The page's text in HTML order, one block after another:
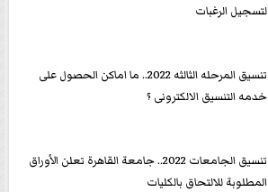
لتسجيل الرغبات
تنسيق المرحله الثالثه 2022.. ما اماكن الحصول على
خدمه التنسيق الالكترونى ؟
تنسيق الجامعات 2022.. جامعة القاهرة تعلن الأوراق
المطلوبة للالتحاق بالكليات